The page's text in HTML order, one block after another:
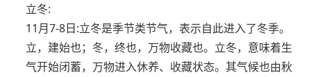
立冬:
11月7-8日:立冬是季节类节气，表示自此进入了冬季。
立，建始也；冬，终也，万物收藏也。立冬，意味着生
气开始闭蓄，万物进入休养、收藏状态。其气候也由秋